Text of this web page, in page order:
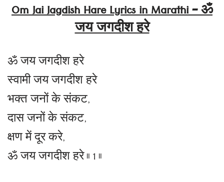
Om Jai Jagdish Hare Lyrics in Marathi – ॐ
जय जगदीश हरे
ॐ जय जगदीश हरे
स्वामी जय जगदीश हरे
भक्त जनों के संकट,
दास जनों के संकट,
क्षण में दूर करे,
ॐ जय जगदीश हरे ॥ 1 ॥